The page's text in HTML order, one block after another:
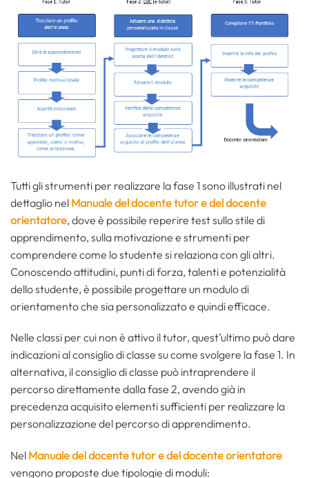
Tutti gli strumenti per realizzare la fase 1 sono illustrati nel
dettaglio nel Manuale del docente tutor e del docente
orientatore, dove è possibile reperire test sullo stile di
apprendimento, sulla motivazione e strumenti per
comprendere come lo studente si relaziona con gli altri.
Conoscendo attitudini, punti di forza, talenti e potenzialità
dello studente, è possibile progettare un modulo di
orientamento che sia personalizzato e quindi efficace.
Nelle classi per cui non è attivo il tutor, quest’ultimo può dare
indicazioni al consiglio di classe su come svolgere la fase 1. In
alternativa, il consiglio di classe può intraprendere il
percorso direttamente dalla fase 2, avendo già in
precedenza acquisito elementi sufficienti per realizzare la
personalizzazione del percorso di apprendimento.
Nel Manuale del docente tutor e del docente orientatore
vengono proposte due tipologie di moduli: